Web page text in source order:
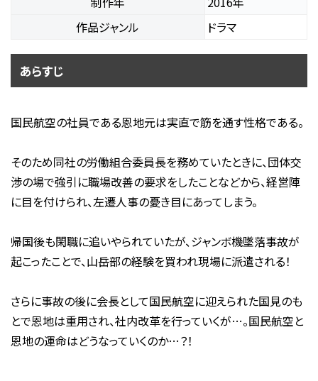
作品ジャンル
ドラマ
あらすじ
国民航空の社員である恩地元は実直で筋を通す性格である。
そのため同社の労働組合委員長を務めていたときに、団体交
渉の場で強引に職場改善の要求をしたことなどから、経営陣
に目を付けられ、左遷人事の憂き目にあってしまう。
帰国後も閑職に追いやられていたが、ジャンボ機墜落事故が
起こったことで、山岳部の経験を買われ現場に派遣される！
さらに事故の後に会長として国民航空に迎えられた国見のも
とで恩地は重用され、社内改革を行っていくが…。国民航空と
恩地の運命はどうなっていくのか…？！